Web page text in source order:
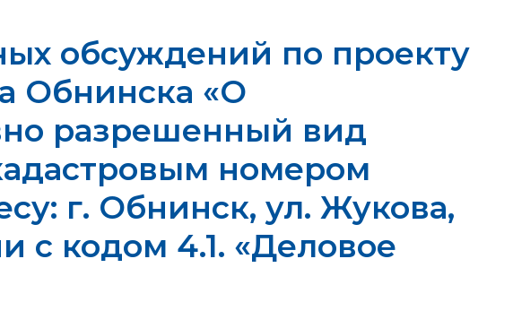
обсуждений по проекту
Обнинска «О
разрешенный вид
номером
г. Обнинск, ул. Жукова,
с кодом 4.1. «Деловое